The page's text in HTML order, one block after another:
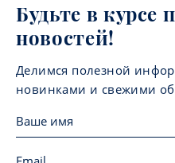
Будьте в курсе
новостей!
Делимся полезной
новинками и свежими